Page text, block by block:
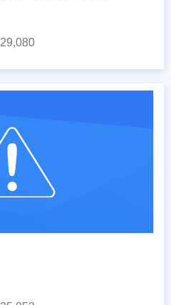
29,080